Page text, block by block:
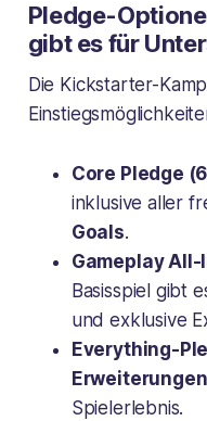
Pledge-
gibt es für
Die Kickstarter-
Core Pledge
inklusive aller
Goals.
Gameplay All-
Basisspiel gibt
und exklusive
Everything-
Spielerlebnis.